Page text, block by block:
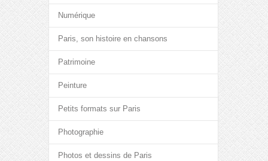
Numérique
Paris, son histoire en chansons
Patrimoine
Peinture
Petits formats sur Paris
Photographie
Photos et dessins de Paris